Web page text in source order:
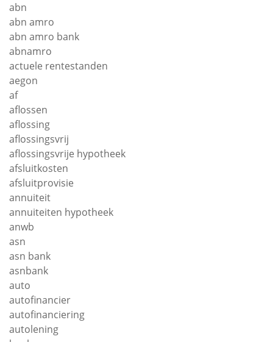
abn
abn amro
abn amro bank
abnamro
actuele rentestanden
aegon
af
aflossen
aflossing
aflossingsvrij
aflossingsvrije hypotheek
afsluitkosten
afsluitprovisie
annuiteit
annuiteiten hypotheek
anwb
asn
asn bank
asnbank
auto
autofinancier
autofinanciering
autolening